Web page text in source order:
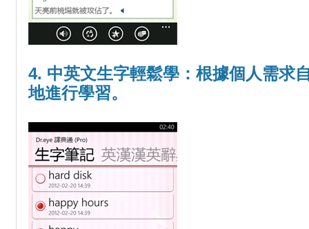
4. 中英文生字輕鬆學：根據個人需求
地進行學習。